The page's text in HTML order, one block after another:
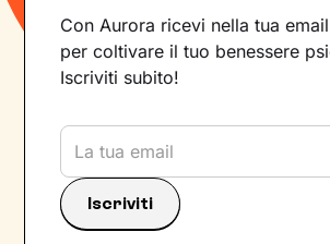
Con Aurora ricevi nella tua
per coltivare il tuo benessere
Iscriviti subito!